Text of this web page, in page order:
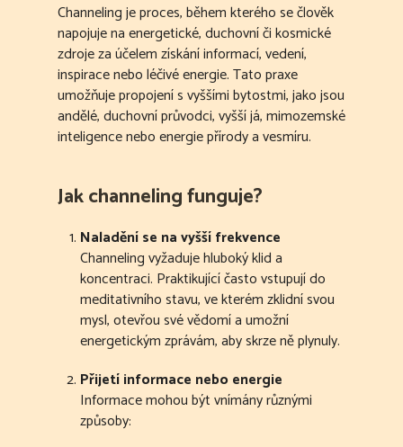
Channeling je proces, během kterého se člověk
napojuje na energetické, duchovní či kosmické
zdroje za účelem získání informací, vedení,
inspirace nebo léčivé energie. Tato praxe
umožňuje propojení s vyššími bytostmi, jako jsou
andělé, duchovní průvodci, vyšší já, mimozemské
inteligence nebo energie přírody a vesmíru.
Jak channeling funguje?
Naladění se na vyšší frekvence
Channeling vyžaduje hluboký klid a
koncentraci. Praktikující často vstupují do
meditativního stavu, ve kterém zklidní svou
mysl, otevřou své vědomí a umožní
energetickým zprávám, aby skrze ně plynuly.
Přijetí informace nebo energie
Informace mohou být vnímány různými
způsoby: